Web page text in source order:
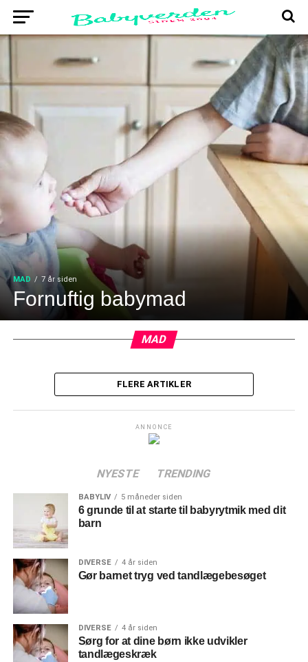
MAD 7 år siden
Fornuftig babymad
MAD
FLERE ARTIKLER
ANNONCE
NYESTE TRENDING
BABYLIV 5 måneder siden
6 grunde til at starte til babyrytmik med dit
barn
DIVERSE 4 år siden
Gør barnet tryg ved tandlægebesøget
DIVERSE 4 år siden
Sørg for at dine børn ikke udvikler
tandlægeskræk